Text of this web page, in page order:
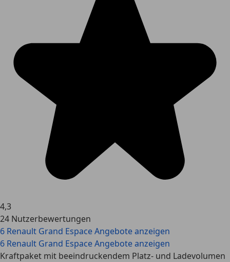
4,3
24 Nutzerbewertungen
6 Renault Grand Espace Angebote anzeigen
6 Renault Grand Espace Angebote anzeigen
Kraftpaket mit beeindruckendem Platz- und Ladevolumen